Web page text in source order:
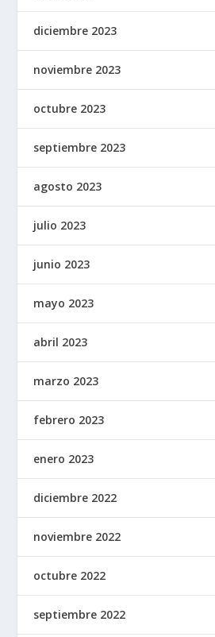
diciembre 2023
noviembre 2023
octubre 2023
septiembre 2023
agosto 2023
julio 2023
junio 2023
mayo 2023
abril 2023
marzo 2023
febrero 2023
enero 2023
diciembre 2022
noviembre 2022
octubre 2022
septiembre 2022